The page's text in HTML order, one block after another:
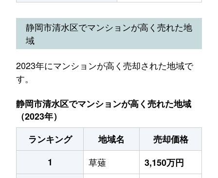
静岡市清水区でマンションが高く売れた地
域
2023年にマンションが高く売却された地域で
す。
静岡市清水区でマンションが高く売れた地域
（2023年）
ランキング
地域名
売却価格
1
草薙
3,150万円